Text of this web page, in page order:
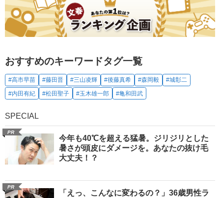
おすすめのキーワードタグ一覧
#高市早苗 #藤田晋 #三山凌輝 #後藤真希 #森岡毅
#城彰二
#内田有紀
#松田聖子 #玉木雄一郎 #亀和田武
SPECIAL
PR
今年も40℃を超える猛暑。ジリジリとした
暑さが頭皮にダメージを。あなたの抜け毛
大丈夫！？
PR
「えっ、こんなに変わるの？」36歳男性ラ